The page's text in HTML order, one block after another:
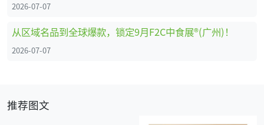
2026-07-07
从区域名品到全球爆款，锁定9月F2C中食展®(广州)！
2026-07-07
推荐图文